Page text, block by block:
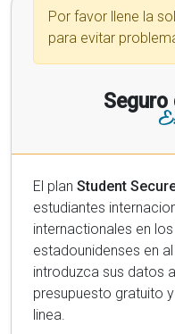
Por favor llene la
para evitar
Seguro
El plan Student
estudiantes internacionales.
internactionales en
estadounidenses en al
introduzca sus datos
presupuesto gratuito
linea.